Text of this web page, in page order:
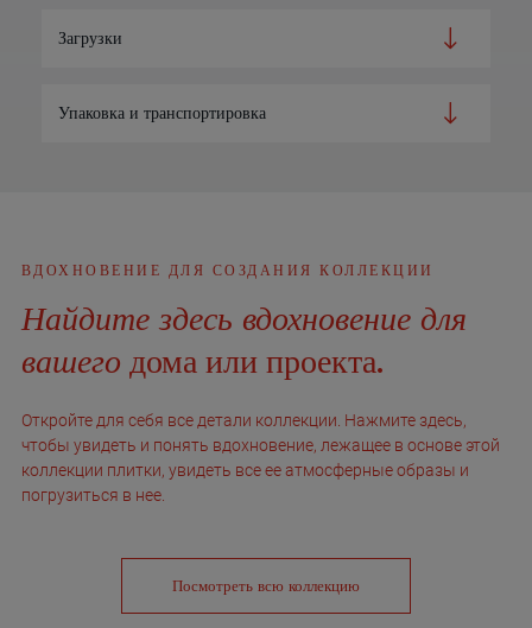
Загрузки
Упаковка и транспортировка
ВДОХНОВЕНИЕ ДЛЯ СОЗДАНИЯ КОЛЛЕКЦИИ
Найдите здесь вдохновение для
вашего дома или проекта.
Откройте для себя все детали коллекции. Нажмите здесь,
чтобы увидеть и понять вдохновение, лежащее в основе этой
коллекции плитки, увидеть все ее атмосферные образы и
погрузиться в нее.
Посмотреть всю коллекцию